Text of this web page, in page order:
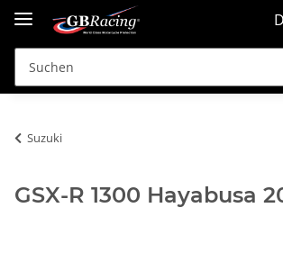
Suzuki
GSX-R 1300 Hayabusa